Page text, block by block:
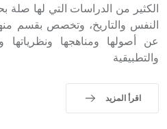
الكثير من الدراسات التي لها صلة
النفس والتاريخ، وتخصص بقسم
عن أصولها ومناهجها ونظرياتها
والتطبيقية
اقرأ المزيد